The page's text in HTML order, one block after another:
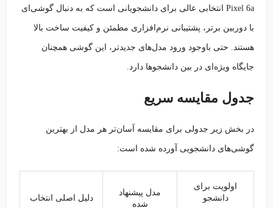
Pixel 6a انتخابی عالی برای دانشجویانی است که به دنبال گوشی‌ای
با دوربین برتر، پشتیبانی نرم‌افزاری مطمئن و کیفیت ساخت بالا
هستند. حتی باوجود ورود مدل‌های جدیدتر، این گوشی همچنان
جایگاه ویژه‌ای در بین دانشجوها دارد.
جدول مقایسه سریع
در بخش زیر جدولی برای مقایسه آسان‌تر هر مدل از بهترین
گوشی‌های دانشجویی آورده شده است:
اولویت برای
دانشجو
مدل پیشنهاد
دلیل اصلی انتخاب